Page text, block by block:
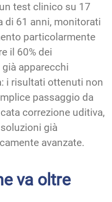
test clinico su 17
di 61 anni, monitorati
particolarmente
il 60% dei
apparecchi
i risultati ottenuti non
passaggio da
correzione uditiva,
già
avanzate.
va oltre